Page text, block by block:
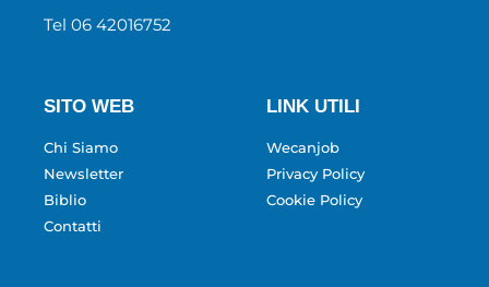
Tel 06 42016752
SITO WEB
Chi Siamo
Newsletter
Biblio
Contatti
LINK UTILI
Wecanjob
Privacy Policy
Cookie Policy